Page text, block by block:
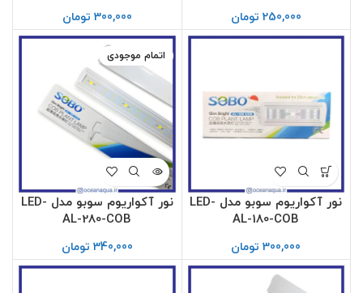
250,000 تومان 300,000 تومان
نور آکواریوم سوبو مدل LED-
AL-180-COB
300,000 تومان
اتمام موجودی
نور آکواریوم سوبو مدل LED-
AL-280-COB
340,000 تومان